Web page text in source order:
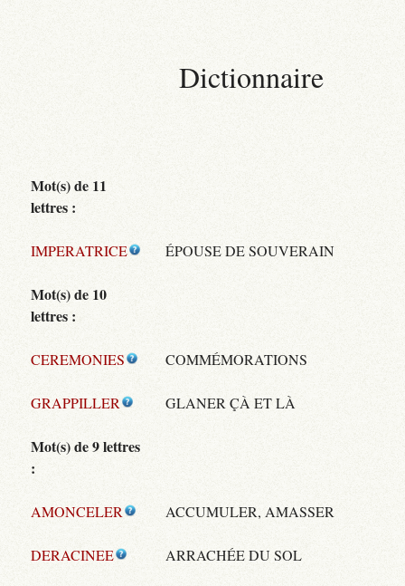
Dictionnaire
Mot(s) de 11
lettres :
IMPERATRICE ÉPOUSE DE SOUVERAIN
Mot(s) de 10
lettres :
CEREMONIES COMMÉMORATIONS
GRAPPILLER GLANER ÇÀ ET LÀ
Mot(s) de 9 lettres
:
AMONCELER ACCUMULER, AMASSER
DERACINEE ARRACHÉE DU SOL